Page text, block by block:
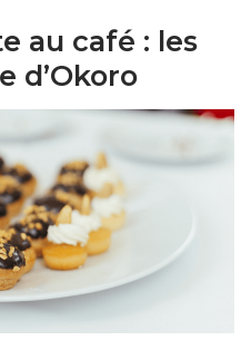
au café : les
d’Okoro